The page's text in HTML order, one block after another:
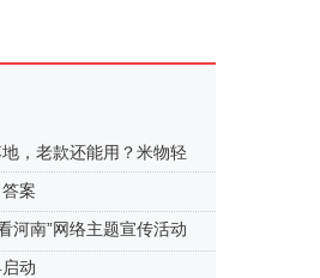
，老款还能用？米物轻
案
河南”网络主题宣传活动
动